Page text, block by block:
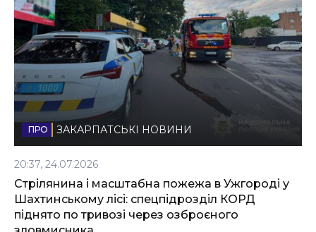
ЗАКАРПАТСЬКІ НОВИНИ
20:37, 24.07.2026
Стрілянина і масштабна пожежа в Ужгороді у
Шахтинському лісі: спецпідрозділ КОРД
піднято по тривозі через озброєного